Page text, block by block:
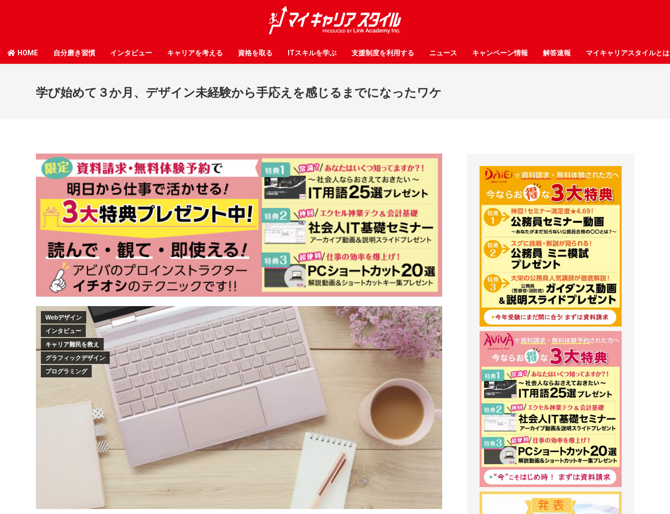
HOME 自分磨き習慣 インタビュー キャリアを考える 資格を取る ITスキルを学ぶ 支援制度を利用する ニュース キャンペーン情報 解答速報 マイキャリアスタイルとは
学び始めて３か月、デザイン未経験から手応えを感じるまでになったワケ
Webデザイン
インタビュー
キャリア難民を救え
グラフィックデザイン
プログラミング
HOME 自分磨き習慣 インタビュー キャリアを考える 資格を取る ITスキルを学ぶ 支援制度を利用する ニュース キャンペーン情報 解答速報 マイキャリアスタイルとは